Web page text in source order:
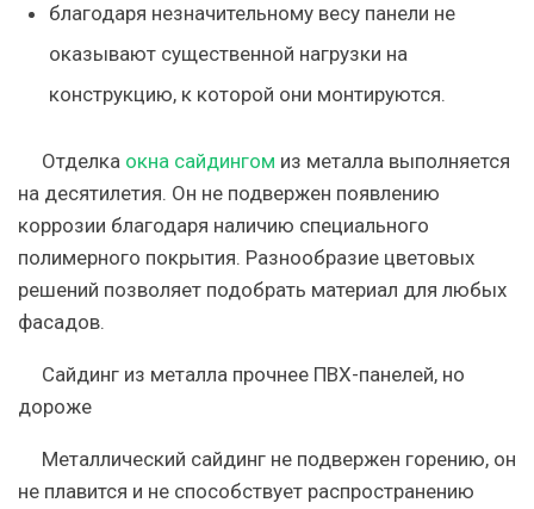
благодаря незначительному весу панели не
оказывают существенной нагрузки на
конструкцию, к которой они монтируются.
Отделка окна сайдингом из металла выполняется
на десятилетия. Он не подвержен появлению
коррозии благодаря наличию специального
полимерного покрытия. Разнообразие цветовых
решений позволяет подобрать материал для любых
фасадов.
Сайдинг из металла прочнее ПВХ-панелей, но
дороже
Металлический сайдинг не подвержен горению, он
не плавится и не способствует распространению